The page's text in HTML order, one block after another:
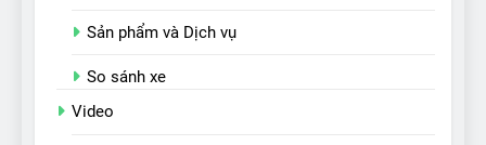
Sản phẩm và Dịch vụ
So sánh xe
Video